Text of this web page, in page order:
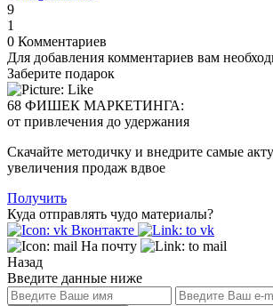
9
1
0 Комментариев
Для добавления комментариев вам
Заберите подарок
68 ФИШЕК МАРКЕТИНГА:
от привлечения до удержания
Скачайте методичку и внедрите самые
увеличения продаж вдвое
Получить
Куда отправлять чудо материалы?
Вконтакте
На почту
Назад
Введите данные ниже